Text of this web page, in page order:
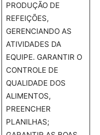
PRODUÇÃO DE
REFEIÇÕES,
GERENCIANDO AS
ATIVIDADES DA
EQUIPE. GARANTIR O
CONTROLE DE
QUALIDADE DOS
ALIMENTOS,
PREENCHER
PLANILHAS;